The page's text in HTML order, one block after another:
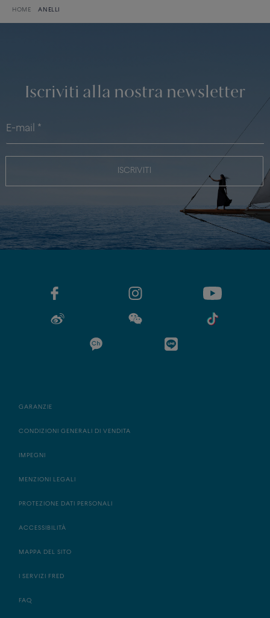
HOME ANELLI
Iscriviti alla nostra newsletter
ISCRIVITI
GARANZIE
CONDIZIONI GENERALI DI VENDITA
IMPEGNI
MENZIONI LEGALI
PROTEZIONE DATI PERSONALI
ACCESSIBILITÀ
MAPPA DEL SITO
I SERVIZI FRED
FAQ